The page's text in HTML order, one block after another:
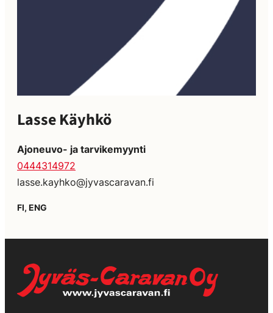
Lasse Käyhkö
Ajoneuvo- ja tarvikemyynti
0444314972
lasse.kayhko@jyvascaravan.fi
FI, ENG